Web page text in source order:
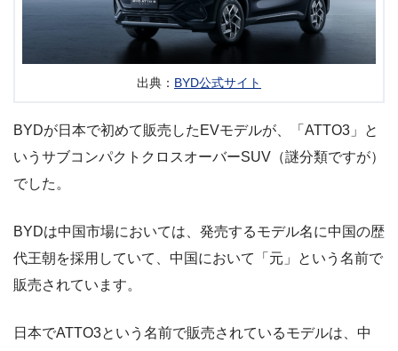
出典： BYD公式サイト
BYDが日本で初めて販売したEVモデルが、「ATTO3」と
いうサブコンパクトクロスオーバーSUV（謎分類ですが）
でした。
BYDは中国市場においては、発売するモデル名に中国の歴
代王朝を採用していて、中国において「元」という名前で
販売されています。
日本でATTO3という名前で販売されているモデルは、中